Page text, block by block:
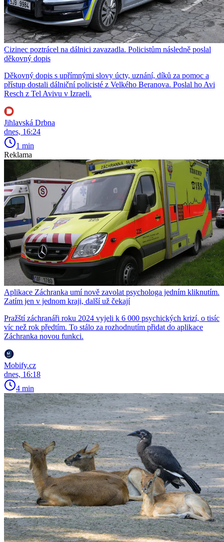
Cizinec poztrácel na dálnici zavazadla. Policistům následně poslal
děkovný dopis
Děkovný dopis s upřímnými slovy úcty, uznání, díků za pomoc a
přístup dostali dálniční policisté z Velkého Beranova. Poslal ho Avi
Resch z Tel Avivu v Izraeli.
Jihlavská Drbna
dnes, 16:24
1 min
Reklama
Aplikace Záchranka umí nově zavolat psychologa jedním kliknutím.
Zatím jen v jednom kraji, další už čekají
Pražští záchranáři roku 2024 vyjeli k 6 000 psychických krizí, o tisíc
víc než rok předtím. To stálo za rozhodnutím přidat do aplikace
Záchranka novou funkci.
Mobify.cz
dnes, 16:18
4 min